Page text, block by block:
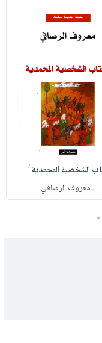
الشخصية المحمدية أ
لـ معروف الرصافي
5